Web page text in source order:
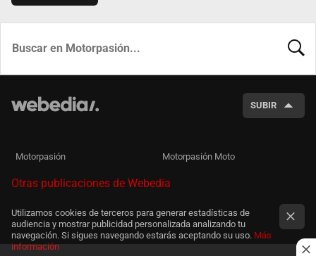
SUBIR
Motorpasión Motorpasión Moto
Otras publicaciones de Webedia
Utilizamos cookies de terceros para generar estadísticas de
audiencia y mostrar publicidad personalizada analizando tu
navegación. Si sigues navegando estarás aceptando su uso. Más
información